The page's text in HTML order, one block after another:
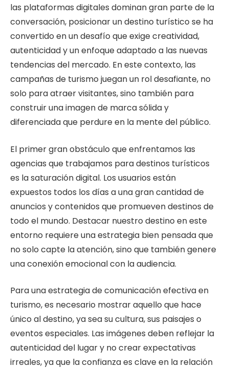
las plataformas digitales dominan gran parte de la
conversación, posicionar un destino turístico se ha
convertido en un desafío que exige creatividad,
autenticidad y un enfoque adaptado a las nuevas
tendencias del mercado. En este contexto, las
campañas de turismo juegan un rol desafiante, no
solo para atraer visitantes, sino también para
construir una imagen de marca sólida y
diferenciada que perdure en la mente del público.
El primer gran obstáculo que enfrentamos las
agencias que trabajamos para destinos turísticos
es la saturación digital. Los usuarios están
expuestos todos los días a una gran cantidad de
anuncios y contenidos que promueven destinos de
todo el mundo. Destacar nuestro destino en este
entorno requiere una estrategia bien pensada que
no solo capte la atención, sino que también genere
una conexión emocional con la audiencia.
Para una estrategia de comunicación efectiva en
turismo, es necesario mostrar aquello que hace
único al destino, ya sea su cultura, sus paisajes o
eventos especiales. Las imágenes deben reflejar la
autenticidad del lugar y no crear expectativas
irreales, ya que la confianza es clave en la relación